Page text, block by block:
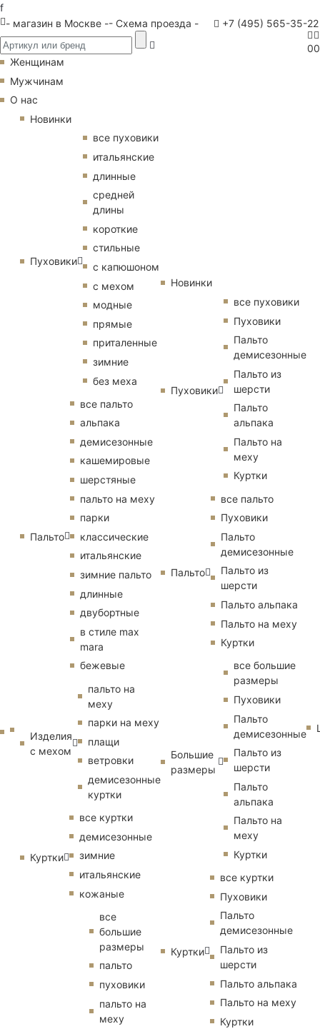
f
- магазин в Москве -- Схема проезда - +7 (495) 565-35-22
00
Женщинам
Мужчинам
О нас
Новинки
Пуховики
все пуховики
итальянские
длинные
средней
длины
короткие
стильные
с капюшоном
с мехом
модные
прямые
приталенные
зимние
без меха
Пальто
все пальто
альпака
демисезонные
кашемировые
шерстяные
пальто на меху
парки
классические
итальянские
зимние пальто
длинные
двубортные
в стиле max
mara
бежевые
Изделия
с мехом
пальто на
меху
парки на меху
плащи
ветровки
демисезонные
куртки
Куртки
все куртки
демисезонные
зимние
итальянские
кожаные
все
большие
размеры
пальто
пуховики
пальто на
меху
Новинки
Пуховики
все пуховики
Пуховики
Пальто
демисезонные
Пальто из
шерсти
Пальто
альпака
Пальто на
меху
Куртки
Пальто
все пальто
Пуховики
Пальто
демисезонные
Пальто из
шерсти
Пальто альпака
Пальто на меху
Куртки
Большие
размеры
все большие
размеры
Пуховики
Пальто
демисезонные
Пальто из
шерсти
Пальто
альпака
Пальто на
меху
Куртки
Куртки
все куртки
Пуховики
Пальто
демисезонные
Пальто из
шерсти
Пальто альпака
Пальто на меху
Куртки